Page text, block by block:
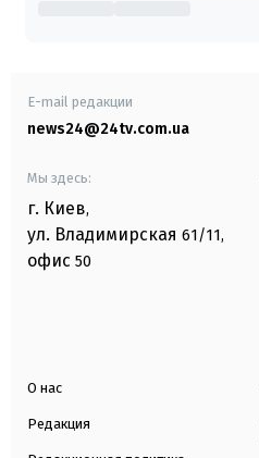
E-mail редакции
news24@24tv.com.ua
Мы здесь:
г. Киев,
ул. Владимирская 61/11,
офис 50
О нас
Редакция